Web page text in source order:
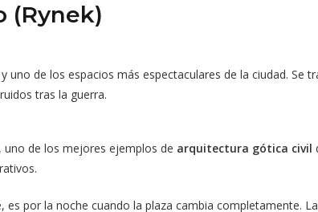
(Rynek)
uno de los espacios más espectaculares de la ciudad.
tras la guerra.
de los mejores ejemplos de arquitectura gótica civil
por la noche cuando la plaza cambia completamente.